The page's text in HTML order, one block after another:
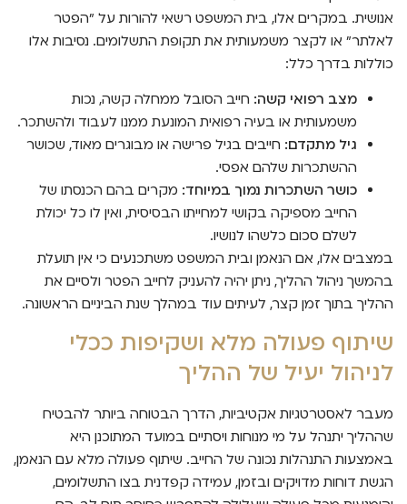
אנושית. במקרים אלו, בית המשפט רשאי להורות על "הפטר
לאלתר" או לקצר משמעותית את תקופת התשלומים. נסיבות אלו
כוללות בדרך כלל:
מצב רפואי קשה: חייב הסובל ממחלה קשה, נכות
משמעותית או בעיה רפואית המונעת ממנו לעבוד ולהשתכר.
גיל מתקדם: חייבים בגיל פרישה או מבוגרים מאוד, שכושר
ההשתכרות שלהם אפסי.
כושר השתכרות נמוך במיוחד: מקרים בהם הכנסתו של
החייב מספיקה בקושי למחייתו הבסיסית, ואין לו כל יכולת
לשלם סכום כלשהו לנושיו.
במצבים אלו, אם הנאמן ובית המשפט משתכנעים כי אין תועלת
בהמשך ניהול ההליך, ניתן יהיה להעניק לחייב הפטר ולסיים את
ההליך בתוך זמן קצר, לעיתים עוד במהלך שנת הביניים הראשונה.
שיתוף פעולה מלא ושקיפות ככלי
לניהול יעיל של ההליך
מעבר לאסטרטגיות אקטיביות, הדרך הבטוחה ביותר להבטיח
שההליך יתנהל על מי מנוחות ויסתיים במועד המתוכנן היא
באמצעות התנהלות נכונה של החייב. שיתוף פעולה מלא עם הנאמן,
הגשת דוחות מדויקים ובזמן, עמידה קפדנית בצו התשלומים,